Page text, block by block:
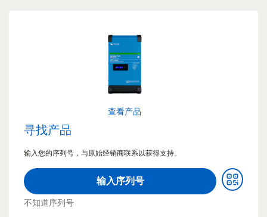
查看产品
寻找产品
输入您的序列号，与原始经销商联系以获得支持。
输入序列号
不知道序列号